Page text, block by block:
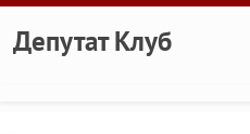
Перейти к основному
Депутат Клуб